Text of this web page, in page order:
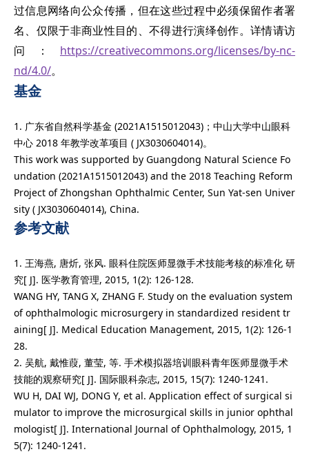
过信息网络向公众传播，但在这些过程中必须保留作者署
名、仅限于非商业性目的、不得进行演绎创作。详情请访
问： https://creativecommons.org/licenses/by-nc-
nd/4.0/。
基金
1. 广东省自然科学基金 (2021A1515012043)；中山大学中山眼科
中心 2018 年教学改革项目 ( JX3030604014)。
This work was supported by Guangdong Natural Science Fo
undation (2021A1515012043) and the 2018 Teaching Reform
Project of Zhongshan Ophthalmic Center, Sun Yat-sen Univer
sity ( JX3030604014), China.
参考文献
1. 王海燕, 唐炘, 张风. 眼科住院医师显微手术技能考核的标准化 研
究[ J]. 医学教育管理, 2015, 1(2): 126-128.
WANG HY, TANG X, ZHANG F. Study on the evaluation system
of ophthalmologic microsurgery in standardized resident tr
aining[ J]. Medical Education Management, 2015, 1(2): 126-1
28.
2. 吴航, 戴惟葭, 董莹, 等. 手术模拟器培训眼科青年医师显微手术
技能的观察研究[ J]. 国际眼科杂志, 2015, 15(7): 1240-1241.
WU H, DAI WJ, DONG Y, et al. Application effect of surgical si
mulator to improve the microsurgical skills in junior ophthal
mologist[ J]. International Journal of Ophthalmology, 2015, 1
5(7): 1240-1241.